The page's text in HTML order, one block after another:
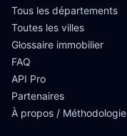
Tous les départements
Toutes les villes
Glossaire immobilier
FAQ
API Pro
Partenaires
À propos / Méthodologie